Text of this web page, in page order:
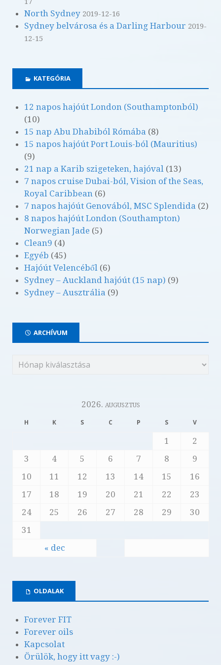
North Sydney 2019-12-16
Sydney belvárosa és a Darling Harbour 2019-
12-15
KATEGÓRIA
12 napos hajóút London (Southamptonból)
(10)
15 nap Abu Dhabiból Rómába (8)
15 napos hajóút Port Louis-ból (Mauritius)
(9)
21 nap a Karib szigeteken, hajóval (13)
7 napos cruise Dubai-ból, Vision of the Seas,
Royal Caribbean (6)
7 napos hajóút Genovából, MSC Splendida (2)
8 napos hajóút London (Southampton)
Norwegian Jade (5)
Clean9 (4)
Egyéb (45)
Hajóút Velencéből (6)
Sydney – Auckland hajóút (15 nap) (9)
Sydney – Ausztrália (9)
ARCHÍVUM
2026. augusztus
H K S C P S V
« dec
1
2
3
4 5 6 7 8
9
10
11 12 13 14 15
16
17
18 19 20 21 22
23
24
25 26 27 28 29
30
31
OLDALAK
Forever FIT
Forever oils
Kapcsolat
Örülök, hogy itt vagy :-)